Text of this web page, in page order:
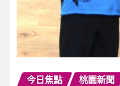
今日焦點 桃園新聞